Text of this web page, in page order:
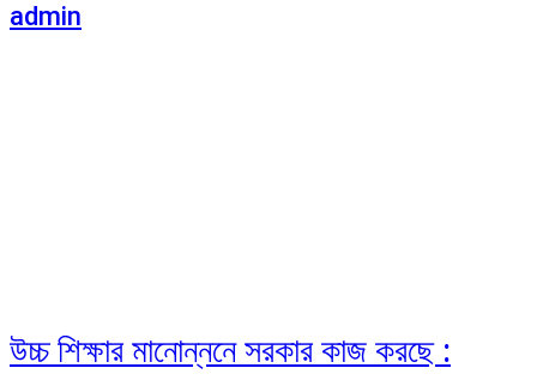
admin
উচ্চ শিক্ষার মানোন্ননে সরকার কাজ করছে :